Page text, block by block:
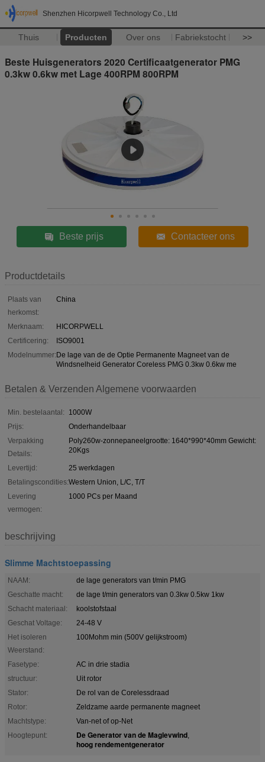
Shenzhen Hicorpwell Technology Co., Ltd
Thuis Producten Over ons Fabriekstocht >>
Beste Huisgenerators 2020 Certificaatgenerator PMG
0.3kw 0.6kw met Lage 400RPM 800RPM
Beste prijs Contacteer ons
Productdetails
Plaats van
herkomst:
China
Merknaam:
HICORPWELL
Certificering:
ISO9001
Modelnummer:De lage van de de Optie Permanente Magneet van de
Windsnelheid Generator Coreless PMG 0.3kw 0.6kw me
Betalen & Verzenden Algemene voorwaarden
Min. bestelaantal:
1000W
Prijs:
Onderhandelbaar
Verpakking
Details:
Poly260w-zonnepaneelgrootte: 1640*990*40mm Gewicht:
20Kgs
Levertijd:
25 werkdagen
Betalingscondities:Western Union, L/C, T/T
Levering
vermogen:
1000 PCs per Maand
beschrijving
Slimme Machtstoepassing
NAAM:
de lage generators van t/min PMG
Geschatte macht:
de lage t/min generators van 0.3kw 0.5kw 1kw
Schacht materiaal:
koolstofstaal
Geschat Voltage:
24-48 V
Het isoleren
Weerstand:
100Mohm min (500V gelijkstroom)
Fasetype:
AC in drie stadia
structuur:
Uit rotor
Stator:
De rol van de Corelessdraad
Rotor:
Zeldzame aarde permanente magneet
Machtstype:
Van-net of op-Net
Hoogtepunt:
De Generator van de Maglevwind,
hoog rendementgenerator